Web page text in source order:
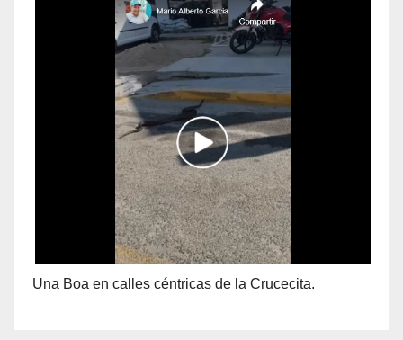
Una Boa en calles céntricas de la Crucecita.